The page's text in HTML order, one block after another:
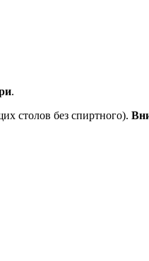
.
столов без спиртного).